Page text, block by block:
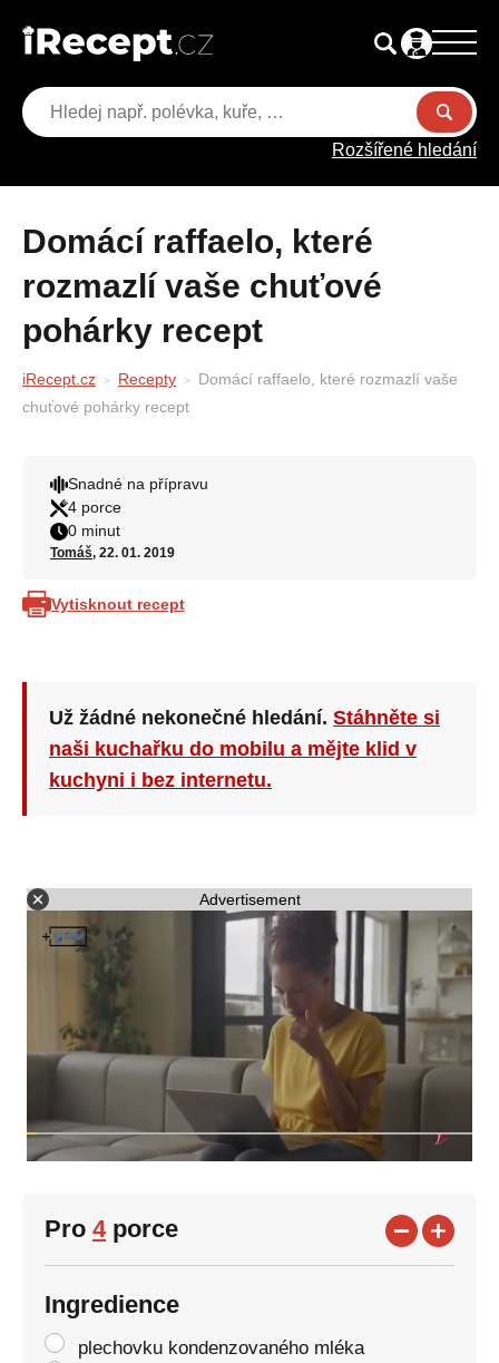
Rozšířené hledání
Domácí raffaelo, které
rozmazlí vaše chuťové
pohárky recept
iRecept.cz Recepty
Domácí raffaelo, které rozmazlí vaše
chuťové pohárky recept
Snadné na přípravu
4 porce
0 minut
Tomáš, 22. 01. 2019
Vytisknout recept
Už žádné nekonečné hledání. Stáhněte si
naši kuchařku do mobilu a mějte klid v
kuchyni i bez internetu.
Advertisement
Pro 4porce
Ingredience
plechovku kondenzovaného mléka